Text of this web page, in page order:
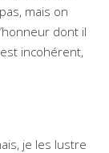
mais on
dont il
incohérent,
je les lustre